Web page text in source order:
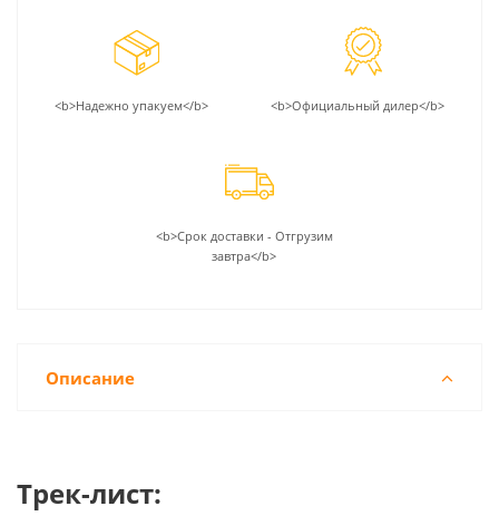
<b>Надежно упакуем</b> <b>Официальный дилер</b>
<b>Срок доставки - Отгрузим
завтра</b>
Описание
Трек-лист: